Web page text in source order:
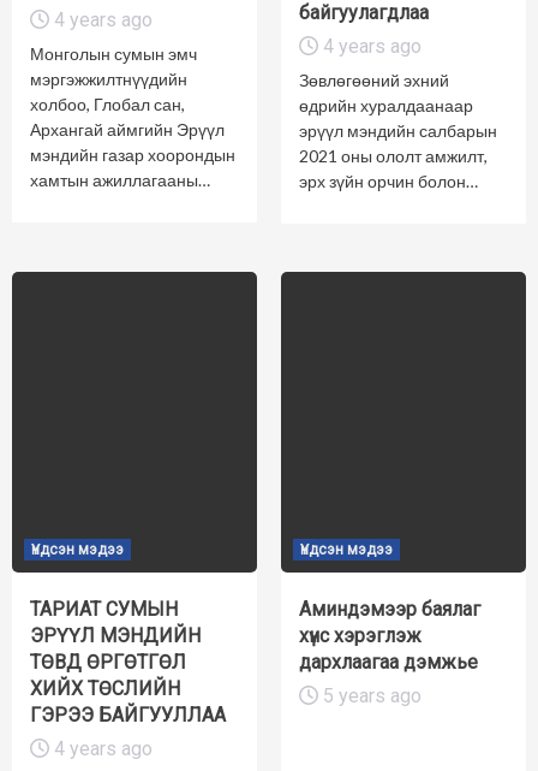
4 years ago
Монголын сумын эмч
мэргэжжилтнүүдийн
холбоо, Глобал сан,
Архангай аймгийн Эрүүл
мэндийн газар хоорондын
хамтын ажиллагааны…
байгуулагдлаа
4 years ago
Зөвлөгөөний эхний
өдрийн хуралдаанаар
эрүүл мэндийн салбарын
2021 оны ололт амжилт,
эрх зүйн орчин болон…
Үндсэн мэдээ
ТАРИАТ СУМЫН
ЭРҮҮЛ МЭНДИЙН
ТӨВД ӨРГӨТГӨЛ
ХИЙХ ТӨСЛИЙН
ГЭРЭЭ БАЙГУУЛЛАА
4 years ago
Үндсэн мэдээ
Аминдэмээр баялаг
хүнс хэрэглэж
дархлаагаа дэмжье
5 years ago